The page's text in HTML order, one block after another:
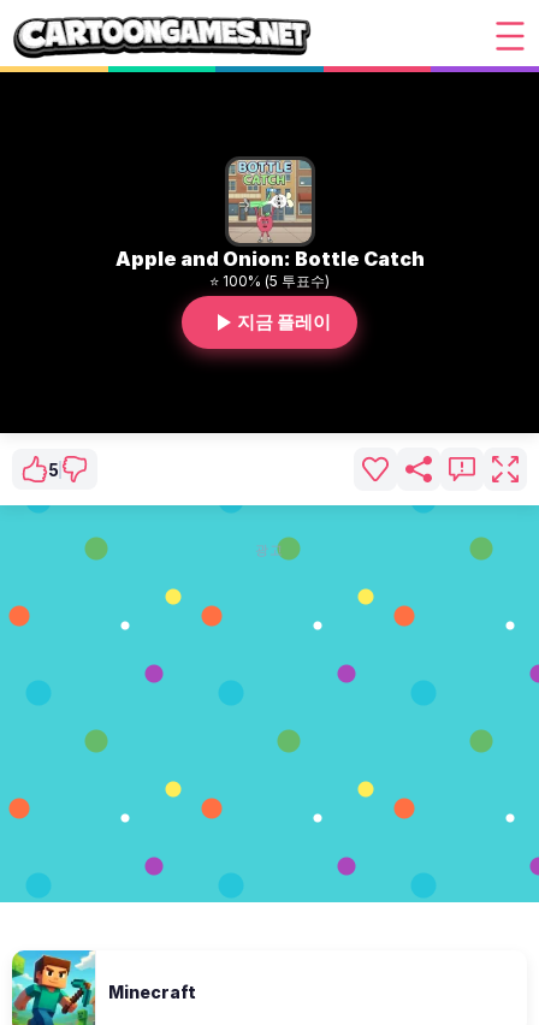
Apple and Onion: Bottle Catch
⭐ 100% (5 투표수)
지금 플레이
5
광고
Minecraft